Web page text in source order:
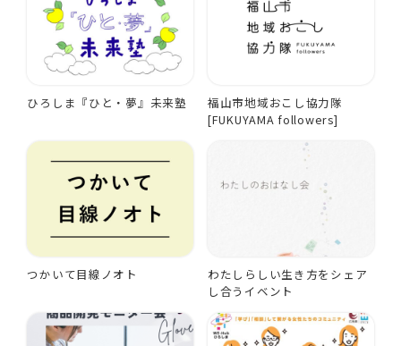
ひろしま『ひと・夢』未来塾
福山市地域おこし協力隊
[FUKUYAMA followers]
つかいて目線ノオト
わたしらしい生き方をシェア
し合うイベント